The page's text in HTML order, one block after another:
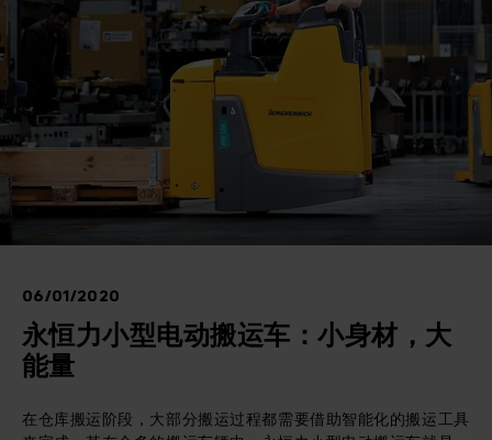
06/01/2020
永恒力小型电动搬运车：小身材，大
能量
在仓库搬运阶段，大部分搬运过程都需要借助智能化的搬运工具